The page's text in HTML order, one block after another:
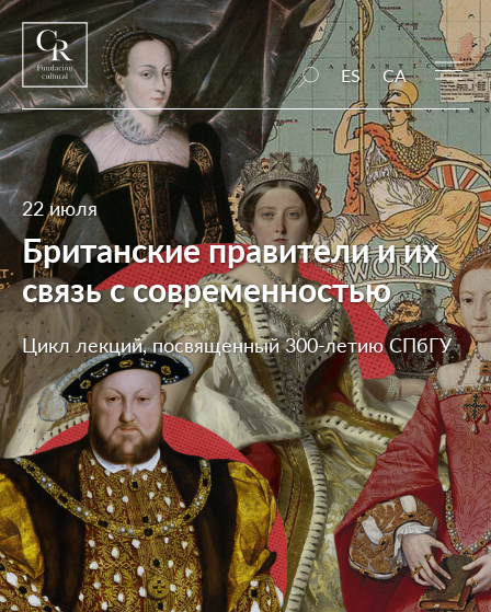
ES CA
22 июля
Британские правители и их
связь с современностью
Цикл лекций, посвященный 300-летию СПбГУ